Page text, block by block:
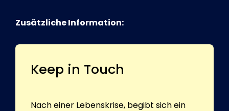
Zusätzliche Information:
Keep in Touch
Nach einer Lebenskrise, begibt sich ein